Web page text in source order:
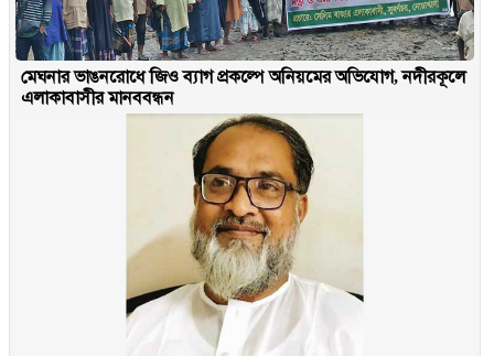
মেঘনার ভাঙনরোধে জিও ব্যাগ প্রকল্পে অনিয়মের অভিযোগ, নদীরকূলে
এলাকাবাসীর মানববন্ধন